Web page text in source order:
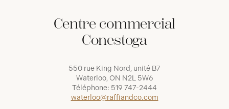
Centre commercial
Conestoga
550 rue King Nord, unité B7
Waterloo, ON N2L 5W6
Téléphone: 519 747-2444
waterloo@raffiandco.com